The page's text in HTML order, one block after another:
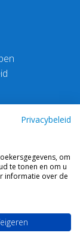
Privacybeleid
om
te tonen en om u
informatie over de